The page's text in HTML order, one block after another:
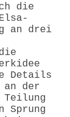
die
an drei
Details
an der
Teilung
Sprung